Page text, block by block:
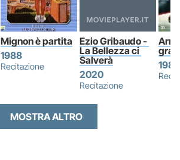
Mignon è partita
1988
Recitazione
Ezio Gribaudo -
La Bellezza ci
Salverà
2020
Recitazione
1988
MOSTRA ALTRO